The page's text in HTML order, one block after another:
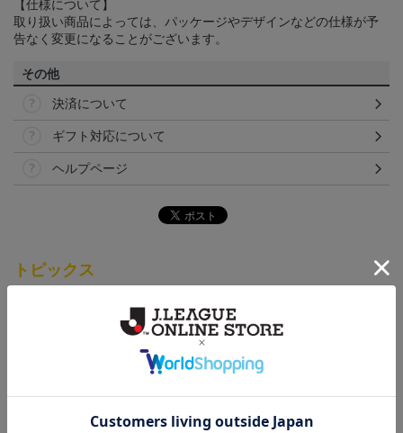
【仕様について】
取り扱い商品によっては、パッケージやデザインなどの仕様が予
告なく変更になることがございます。
その他
決済について
ギフト対応について
ヘルプページ
トピックス
チームマスコットグッズは、サポーターやファン必
見！今すぐチェックしてみてください！
ベガルタ仙台のスクール生向けのグッズを取り扱い